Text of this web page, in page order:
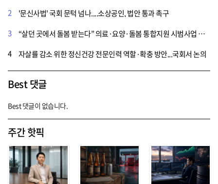
2
'문신사법' 국회 문턱 넘나....소상공인, 법안 통과 촉구
3
“살던 곳에서 돌봄 받는다” 의료·요양·돌봄 통합지원 시범사업 지자체 추가 모집
4
자살률 감소 위한 정신건강 전문인력 역할·확충 방안...국회서 논의
Best 댓글
Best 댓글이 없습니다.
주간 핫픽